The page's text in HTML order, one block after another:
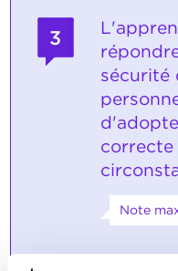
3
sécurité
correcte
Note